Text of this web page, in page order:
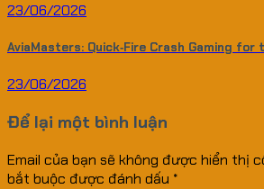
23/06/2026
AviaMasters: Quick‑Fire Crash Gaming for
23/06/2026
Để lại một bình luận
Email của bạn sẽ không được hiển thị
bắt buộc được đánh dấu *